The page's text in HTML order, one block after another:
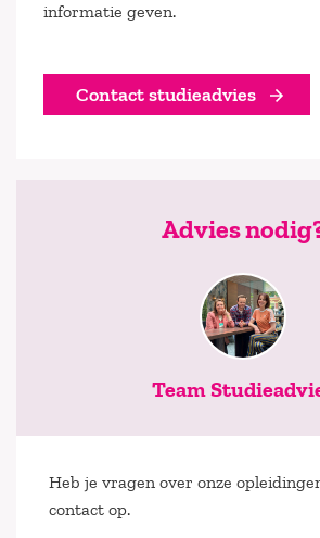
informatie geven.
Contact studieadvies
Advies
Team
Heb je vragen over onze
contact op.